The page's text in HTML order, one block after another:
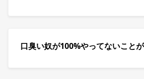
口臭い奴が100%やってないこと